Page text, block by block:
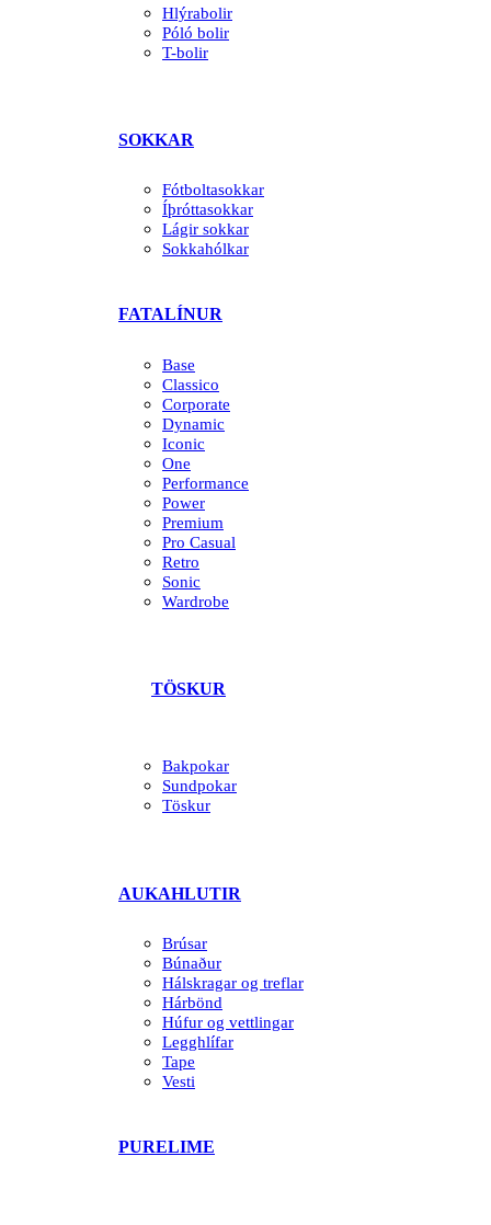
Hlýrabolir
Póló bolir
T-bolir
SOKKAR
Fótboltasokkar
Íþróttasokkar
Lágir sokkar
Sokkahólkar
FATALÍNUR
Base
Classico
Corporate
Dynamic
Iconic
One
Performance
Power
Premium
Pro Casual
Retro
Sonic
Wardrobe
TÖSKUR
Bakpokar
Sundpokar
Töskur
AUKAHLUTIR
Brúsar
Búnaður
Hálskragar og treflar
Hárbönd
Húfur og vettlingar
Legghlífar
Tape
Vesti
PURELIME